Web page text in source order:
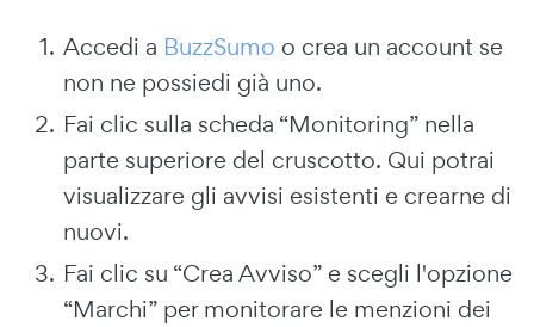
Accedi a BuzzSumo o crea un account se
non ne possiedi già uno.
Fai clic sulla scheda “Monitoring” nella
parte superiore del cruscotto. Qui potrai
visualizzare gli avvisi esistenti e crearne di
nuovi.
Fai clic su “Crea Avviso” e scegli l'opzione
“Marchi” per monitorare le menzioni dei